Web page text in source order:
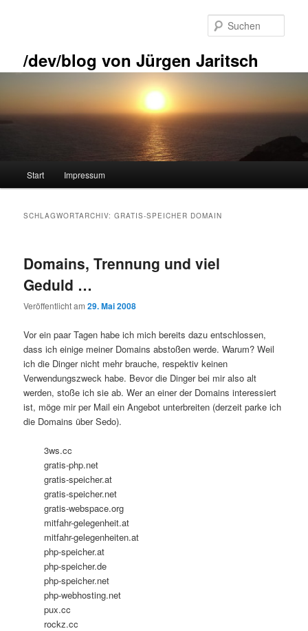
/dev/blog von Jürgen Jaritsch
Start Impressum
SCHLAGWORTARCHIV:GRATIS-SPEICHER DOMAIN
Domains, Trennung und viel
Geduld …
Veröffentlicht am29. Mai 2008
Vor ein paar Tagen habe ich mich bereits dazu entschlossen,
dass ich einige meiner Domains abstoßen werde. Warum? Weil
ich die Dinger nicht mehr brauche, respektiv keinen
Verwendungszweck habe. Bevor die Dinger bei mir also alt
werden, stoße ich sie ab. Wer an einer der Domains interessiert
ist, möge mir per Mail ein Angebot unterbreiten (derzeit parke ich
die Domains über Sedo).
3ws.cc
gratis-php.net
gratis-speicher.at
gratis-speicher.net
gratis-webspace.org
mitfahr-gelegenheit.at
mitfahr-gelegenheiten.at
php-speicher.at
php-speicher.de
php-speicher.net
php-webhosting.net
pux.cc
rockz.cc